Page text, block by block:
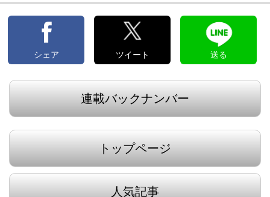
へ
へ
シェア ツイート 送る
連載バックナンバー
トップページ
人気記事